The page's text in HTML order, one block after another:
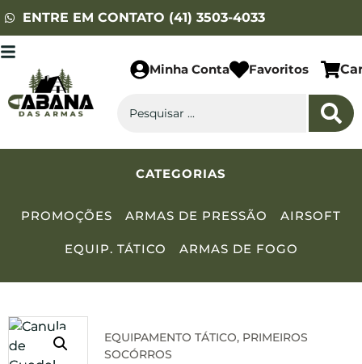
ENTRE EM CONTATO (41) 3503-4033
Minha Conta Favoritos
CATEGORIAS
PROMOÇÕES ARMAS DE PRESSÃO AIRSOFT
EQUIP. TÁTICO ARMAS DE FOGO
EQUIPAMENTO TÁTICO, PRIMEIROS
SOCÓRROS